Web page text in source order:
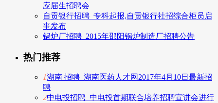
应届生招聘会
自贡银行招聘_专科起报,自贡银行社招综合柜员启
事发布
锅炉厂招聘_2015年邵阳锅炉制造厂招聘公告
热门推荐
1湖南 招聘_湖南医药人才网2017年4月10日最新招
聘
2中电投招聘_中电投首期联合培养招聘宣讲会进行